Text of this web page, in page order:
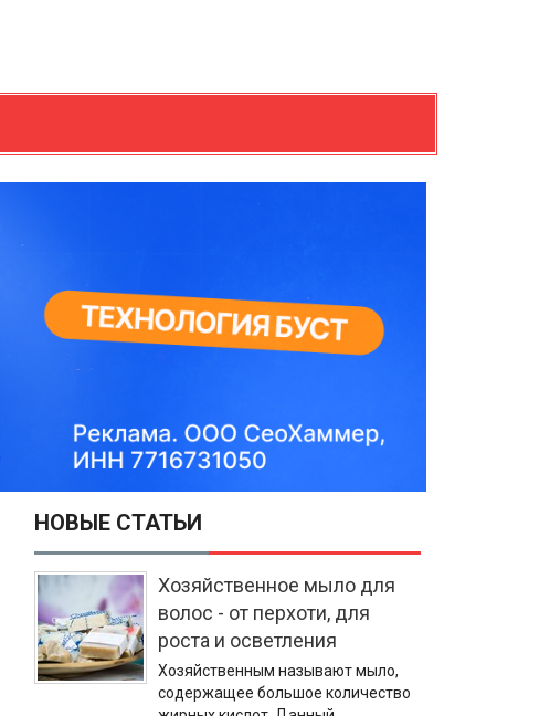
НОВЫЕ СТАТЬИ
Хозяйственное мыло для
волос - от перхоти, для
роста и осветления
Хозяйственным называют мыло,
содержащее большое количество